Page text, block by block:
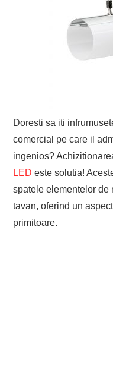
Doresti sa iti
comercial pe care il
ingenios?
LED este solutia!
spatele elementelor de
tavan, oferind un
primitoare.